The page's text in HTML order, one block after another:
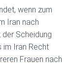
wenn zum
Iran nach
Scheidung
im Iran Recht
Frauen nach